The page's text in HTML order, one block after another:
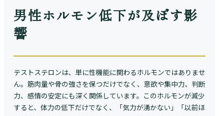
男性ホルモン低下が及ぼす影
響
テストステロンは、単に性機能に関わるホルモンではありませ
ん。筋肉量や骨の強さを保つだけでなく、意欲や集中力、判断
力、感情の安定にも深く関係しています。このホルモンが減少
すると、体力の低下だけでなく、「気力が湧かない」「以前ほ